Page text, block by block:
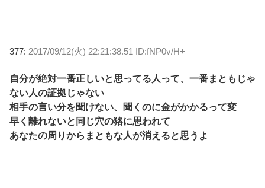
377: 2017/09/12(火) 22:21:38.51 ID:fNP0v/H+
自分が絶対一番正しいと思ってる人って、一番まともじゃ
ない人の証拠じゃない
相手の言い分を聞けない、聞くのに金がかかるって変
早く離れないと同じ穴の狢に思われて
あなたの周りからまともな人が消えると思うよ